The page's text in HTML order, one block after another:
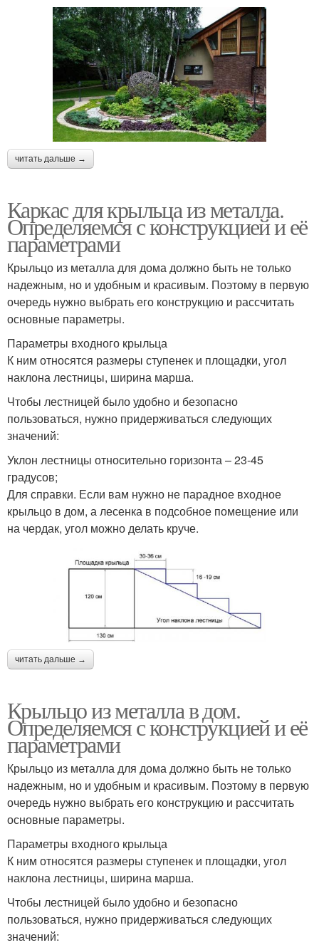
читать дальше →
Каркас для крыльца из металла.
Определяемся с конструкцией и её
параметрами
Крыльцо из металла для дома должно быть не только
надежным, но и удобным и красивым. Поэтому в первую
очередь нужно выбрать его конструкцию и рассчитать
основные параметры.
Параметры входного крыльца
К ним относятся размеры ступенек и площадки, угол
наклона лестницы, ширина марша.
Чтобы лестницей было удобно и безопасно
пользоваться, нужно придерживаться следующих
значений:
Уклон лестницы относительно горизонта – 23-45
градусов;
Для справки. Если вам нужно не парадное входное
крыльцо в дом, а лесенка в подсобное помещение или
на чердак, угол можно делать круче.
читать дальше →
Крыльцо из металла в дом.
Определяемся с конструкцией и её
параметрами
Крыльцо из металла для дома должно быть не только
надежным, но и удобным и красивым. Поэтому в первую
очередь нужно выбрать его конструкцию и рассчитать
основные параметры.
Параметры входного крыльца
К ним относятся размеры ступенек и площадки, угол
наклона лестницы, ширина марша.
Чтобы лестницей было удобно и безопасно
пользоваться, нужно придерживаться следующих
значений: